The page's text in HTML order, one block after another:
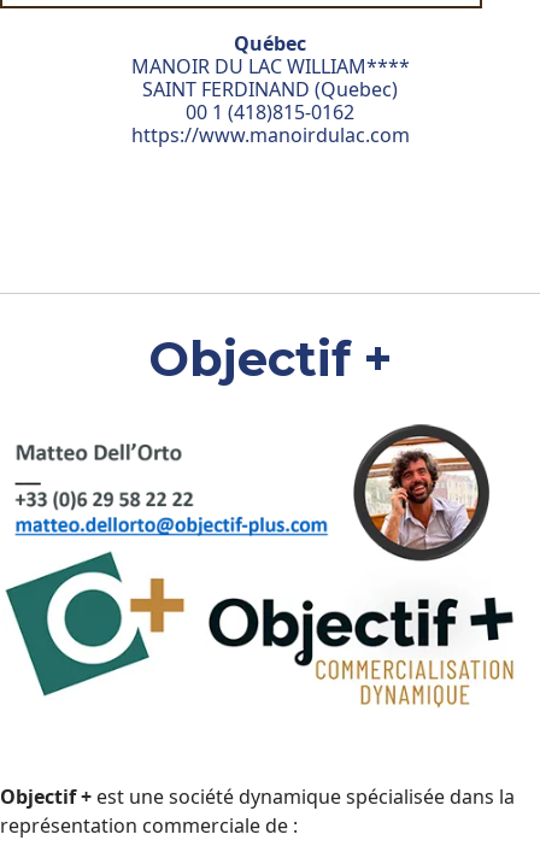
Québec
MANOIR DU LAC WILLIAM****
SAINT FERDINAND (Quebec)
00 1 (418)815-0162
https://www.manoirdulac.com
Objectif +
Objectif + est une société dynamique spécialisée dans la
représentation commerciale de :